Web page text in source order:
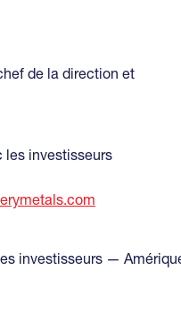
de la direction et
les investisseurs
investisseurs —